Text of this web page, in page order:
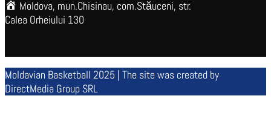
Moldova, mun.Chisinau, com.Stăuceni, str.
Calea Orheiului 130
Moldavian Basketball 2025 | The site was created by
DirectMedia Group SRL